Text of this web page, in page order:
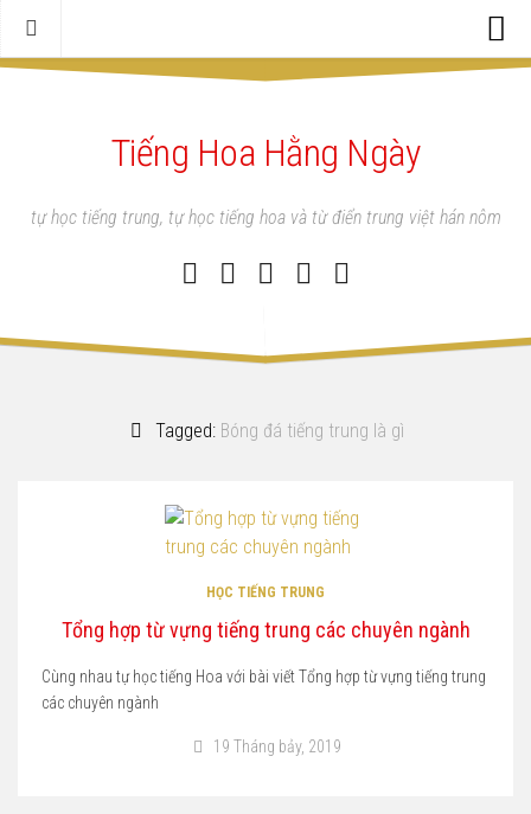
Tiếng trung chuyên ngành
Học tiếng Trung
Tiếng Hoa Hằng Ngày
tự học tiếng trung, tự học tiếng hoa và từ điển trung việt hán nôm
Tagged: Bóng đá tiếng trung là gì
HỌC TIẾNG TRUNG
Tổng hợp từ vựng tiếng trung các chuyên ngành
Cùng nhau tự học tiếng Hoa với bài viết Tổng hợp từ vựng tiếng trung
các chuyên ngành
19 Tháng bảy, 2019